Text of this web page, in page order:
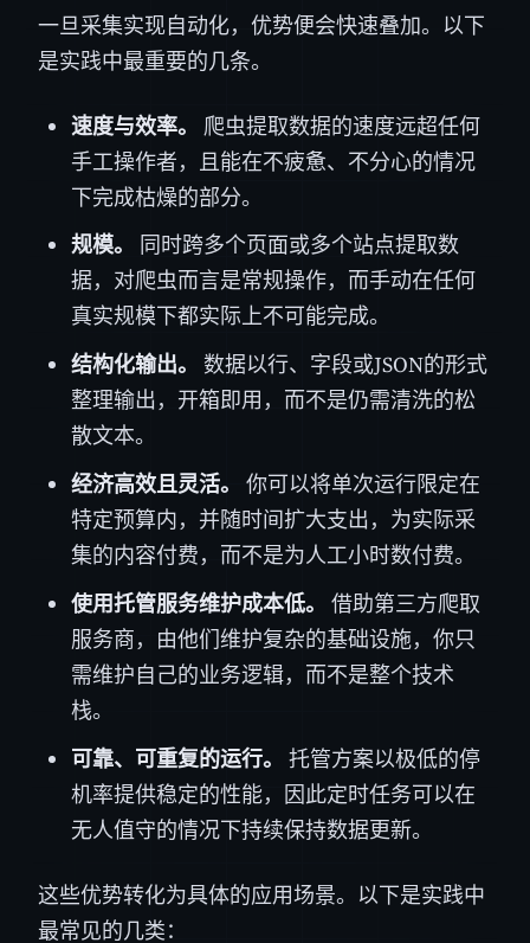
一旦采集实现自动化，优势便会快速叠加。以下
是实践中最重要的几条。
速度与效率。
爬虫提取数据的速度远超任何
手工操作者，且能在不疲惫、不分心的情况
下完成枯燥的部分。
规模。
同时跨多个页面或多个站点提取数
据，对爬虫而言是常规操作，而手动在任何
真实规模下都实际上不可能完成。
结构化输出。
数据以行、字段或JSON的形式
整理输出，开箱即用，而不是仍需清洗的松
散文本。
经济高效且灵活。 你可以将单次运行限定在
特定预算内，并随时间扩大支出，为实际采
集的内容付费，而不是为人工小时数付费。
使用托管服务维护成本低。 借助第三方爬取
服务商，由他们维护复杂的基础设施，你只
需维护自己的业务逻辑，而不是整个技术
栈。
可靠、可重复的运行。 托管方案以极低的停
机率提供稳定的性能，因此定时任务可以在
无人值守的情况下持续保持数据更新。
这些优势转化为具体的应用场景。以下是实践中
最常见的几类：